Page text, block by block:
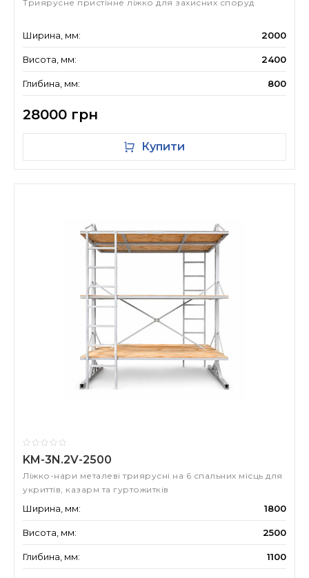
Триярусне пристінне ліжко для захисних споруд
Ширина, мм: 2000
Висота, мм: 2400
Глибина, мм: 800
28000 грн
Купити
KM-3N.2V-2500
Ліжко-нари металеві триярусні на 6 спальних місць для
укриттів, казарм та гуртожитків
Ширина, мм: 1800
Висота, мм: 2500
Глибина, мм: 1100